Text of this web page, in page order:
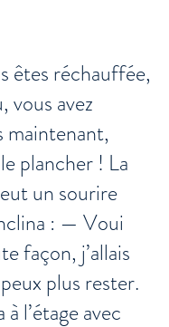
êtes réchauffée,
vous avez
maintenant,
plancher ! La
un sourire
: — Voui
façon, j’allais
plus rester.
l’étage avec